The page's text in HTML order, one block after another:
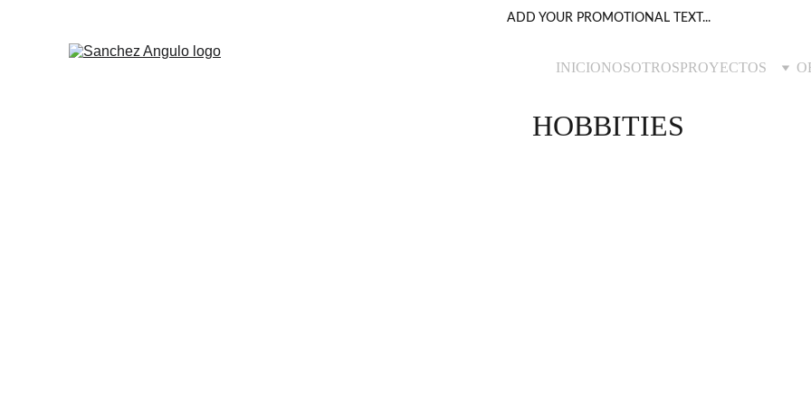
ADD YOUR PROMOTIONAL TEXT...
INICIONOSOTROSPROYECTOS
HOBBITIES